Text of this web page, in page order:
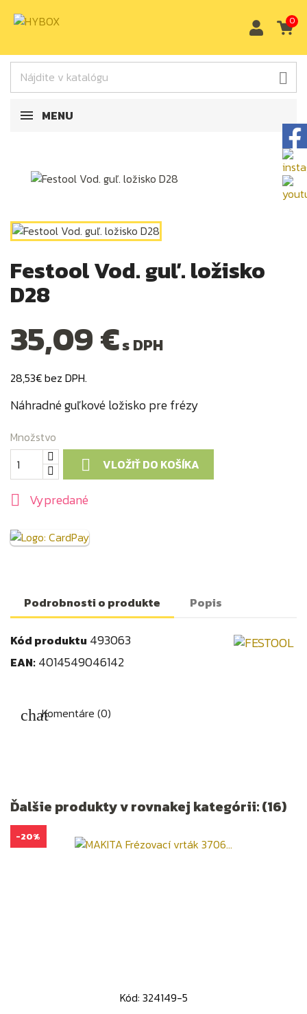

0
MENU
Festool Vod. guľ. ložisko
D28
35,09 €s DPH
28,53€ bez DPH.
Náhradné guľkové ložisko pre frézy
Množstvo
 VLOŽIŤ DO KOŠÍKA
 Vypredané
Podrobnosti o produkte Popis
Kód produktu 493063
EAN: 4014549046142
Komentáre (0)
Ďalšie produkty v rovnakej kategórii: (16)
Kód: 324149-5
-20%